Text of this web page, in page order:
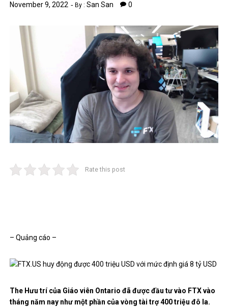
November 9, 2022 By :San San 0
Rate this post
– Quảng cáo –
The Hưu trí của Giáo viên Ontario đã được đầu tư vào FTX vào
tháng năm nay như một phần của vòng tài trợ 400 triệu đô la.